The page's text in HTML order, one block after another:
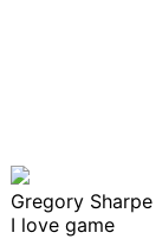
Gregory Sharpe
I love game